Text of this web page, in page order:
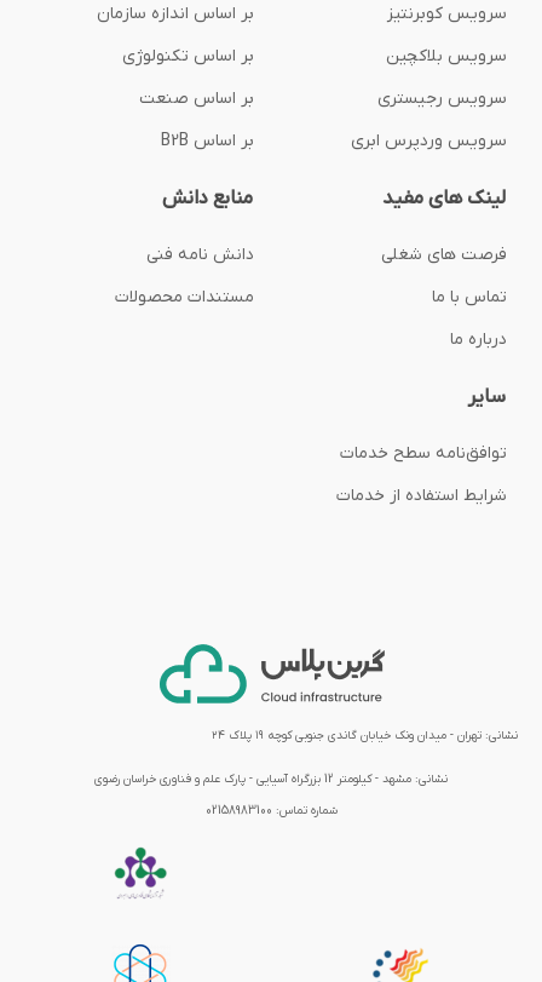
سرویس کوبرنتیز
سرویس بلاکچین
سرویس رجیستری
سرویس وردپرس ابری
بر اساس اندازه سازمان
بر اساس تکنولوژی
بر اساس صنعت
بر اساس B2B
لینک های مفید
فرصت های شغلی
تماس با ما
درباره ما
منابع دانش
دانش نامه فنی
مستندات محصولات
سایر
توافق‌نامه‌ سطح خدمات
شرایط استفاده از خدمات
نشانی: تهران - میدان ونک خیابان گاندی جنوبی کوچه ۱۹ پلاک ۲۴
نشانی: مشهد - کیلومتر 12 بزرگراه آسیایی - پارک علم و فناوری خراسان رضوی
شماره تماس: 02158983100